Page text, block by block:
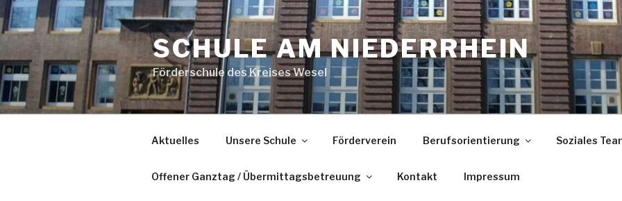
Zum
Inhalt
SCHULE AM NIEDERRHEIN
Förderschule des Kreises Wesel
Aktuelles Unsere Schule Förderverein Berufsorientierung Soziales
Offener Ganztag / Übermittagsbetreuung Kontakt Impressum